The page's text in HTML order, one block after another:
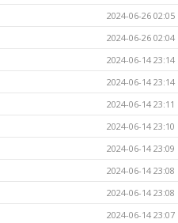
2024-06-26 02:05
2024-06-26 02:04
2024-06-14 23:14
2024-06-14 23:14
2024-06-14 23:11
2024-06-14 23:10
2024-06-14 23:09
2024-06-14 23:08
2024-06-14 23:08
2024-06-14 23:07